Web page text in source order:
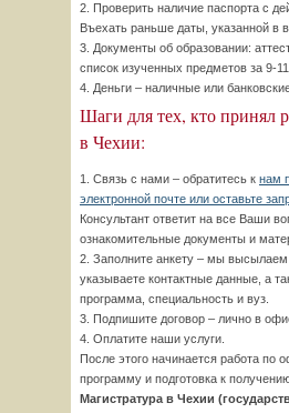
2. Проверить наличие паспорта с
Въехать раньше даты, указанной в
3. Документы об образовании:
список изученных предметов за 9-
4. Деньги – наличные или
Шаги для тех, кто принял
в Чехии:
1. Связь с нами – обратитесь к нам
электронной почте или оставьте
Консультант ответит на все Ваши
ознакомительные документы и
2. Заполните анкету – мы
указываете контактные данные, а
программа, специальность и вуз.
3. Подпишите договор – лично в
4. Оплатите наши услуги.
После этого начинается работа по
программу и подготовка к
Магистратура в Чехии